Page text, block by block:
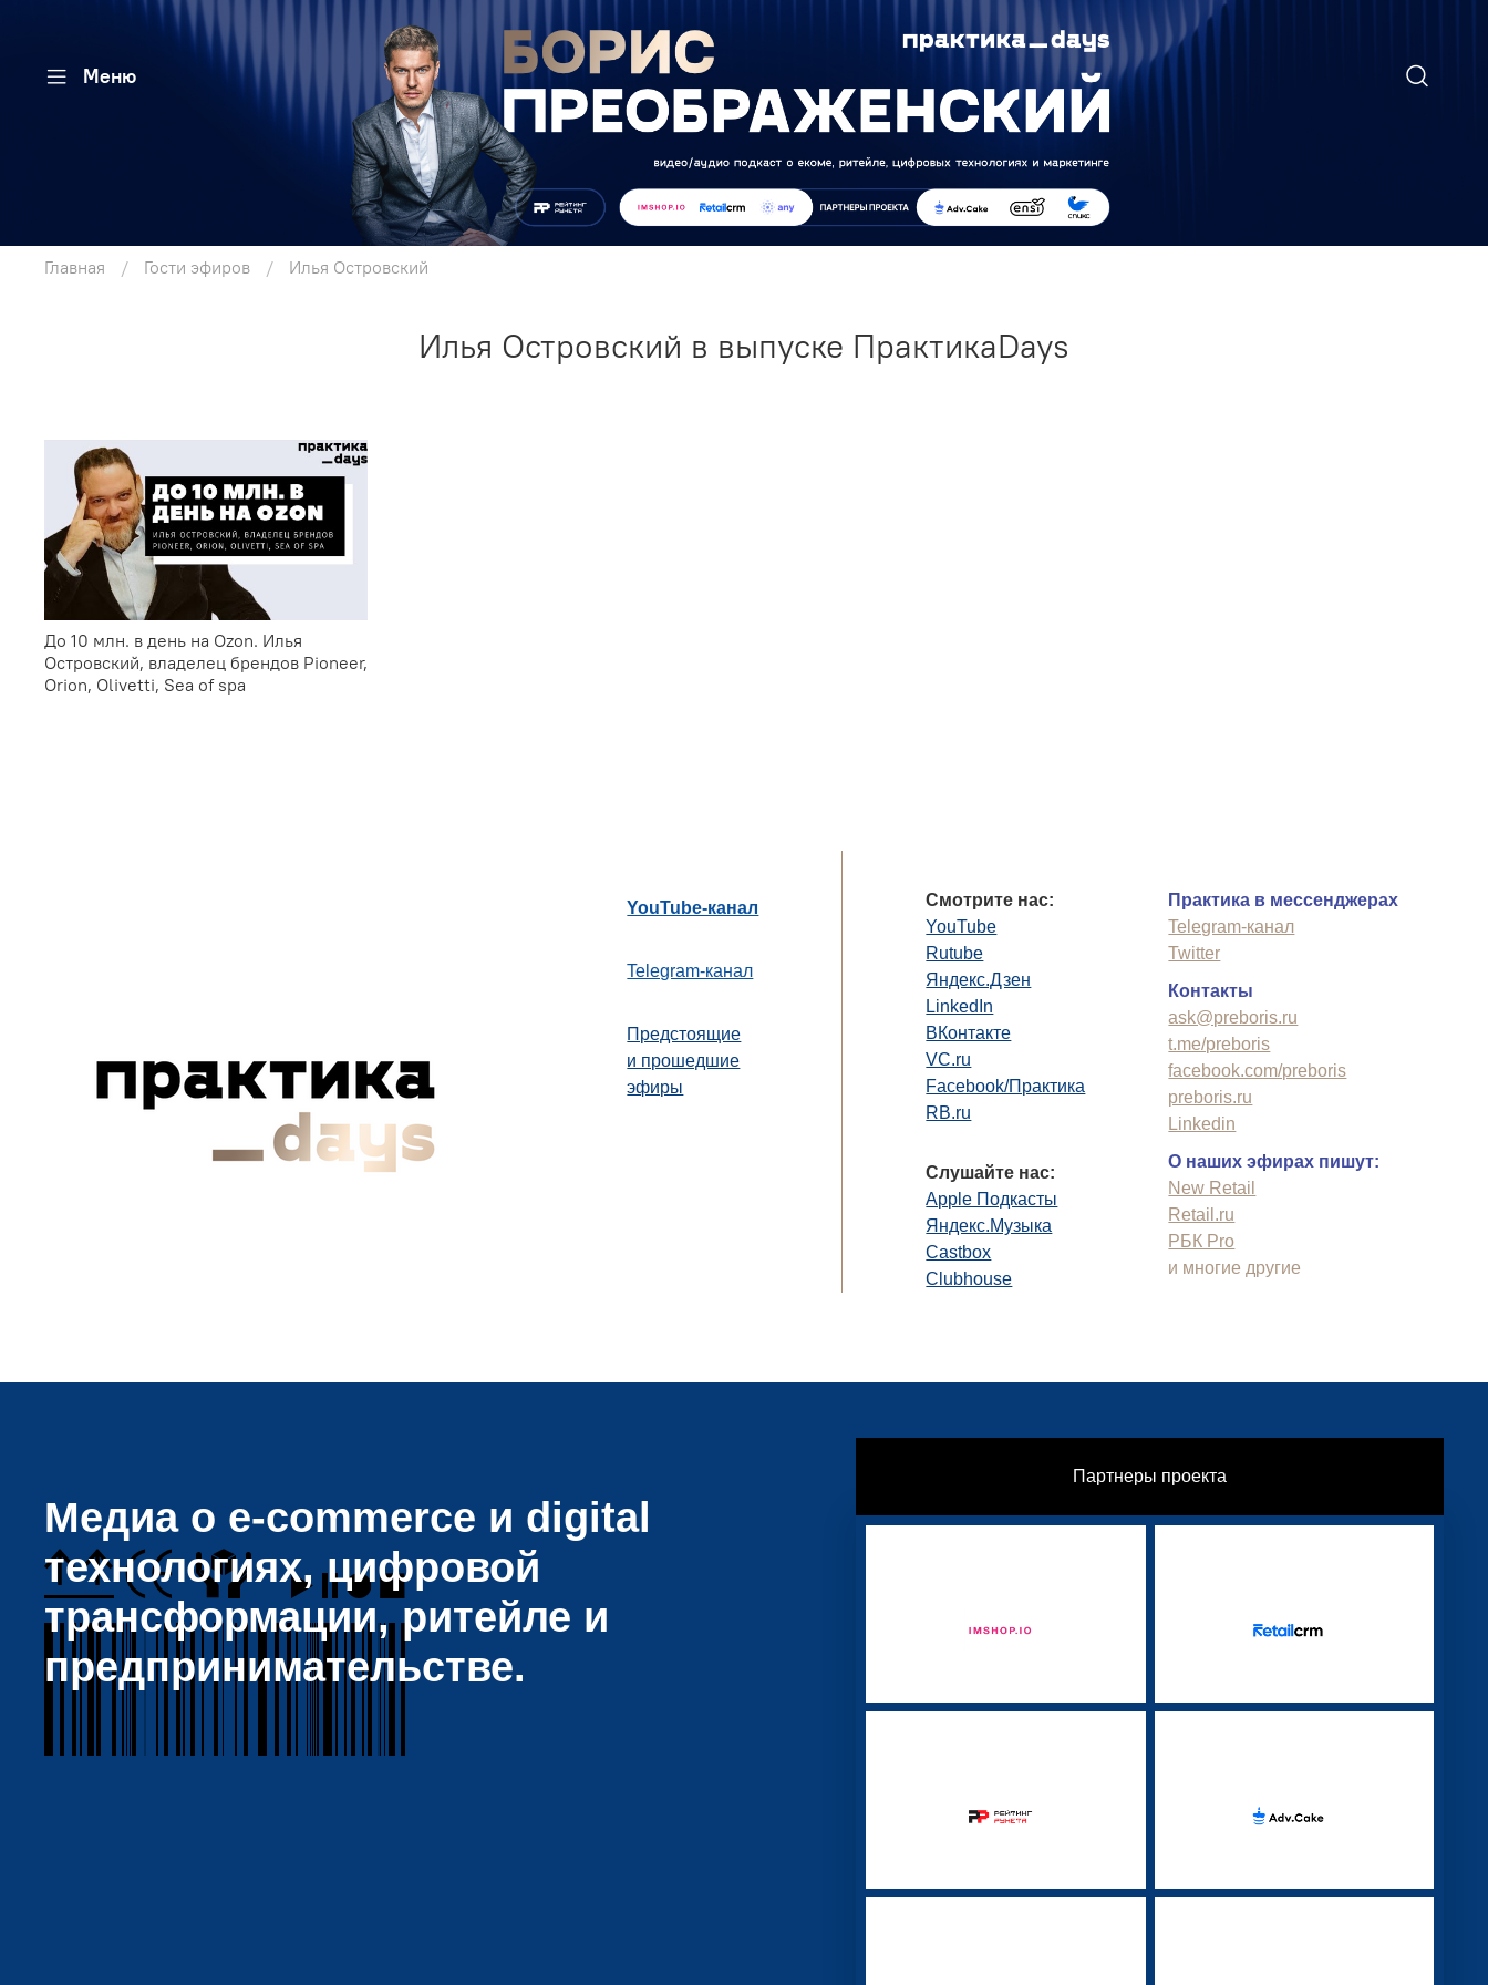
Меню
Главная Гости эфиров Илья Островский
Илья Островский в выпуске ПрактикаDays
До 10 млн. в день на Ozon. Илья
Островский, владелец брендов Pioneer,
Orion, Olivetti, Sea of spa
YouTube-канал
Telegram-канал
Предстоящие
и прошедшие
эфиры
Смотрите нас:
YouTube
Rutube
Яндекс.Дзен
LinkedIn
ВКонтакте
VC.ru
Facebook/Практика
RB.ru
Слушайте нас:
Apple Подкасты
Яндекс.Музыка
Castbox
Clubhouse
Практика в мессенджерах
Telegram-канал
Twitter
Контакты
ask@preboris.ru
t.me/preboris
facebook.com/preboris
preboris.ru
Linkedin
О наших эфирах пишут:
New Retail
Retail.ru
РБК Pro
и многие другие
Партнеры проекта
Медиа о e-commerce и digital
технологиях, цифровой
трансформации, ритейле и
предпринимательстве.